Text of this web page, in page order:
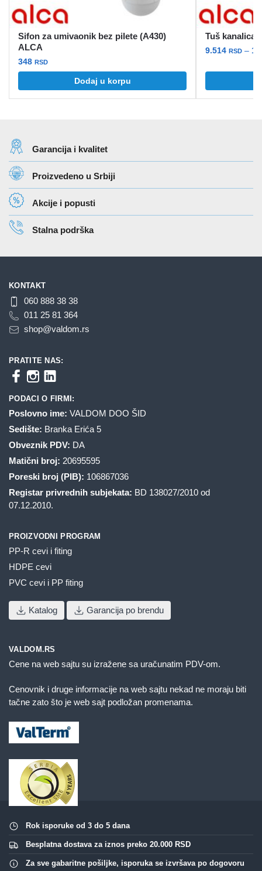
Sifon za umivaonik bez pilete (A430)
ALCA
348 RSD
Dodaj u korpu
Tuš kanalica
9.514 RSD –
Ovaj
ima
Garancija i kvalitet
Proizvedeno u Srbiji
Akcije i popusti
Stalna podrška
KONTAKT
060 888 38 38
011 25 81 364
shop@valdom.rs
PRATITE NAS:
PODACI O FIRMI:
Poslovno ime: VALDOM DOO ŠID
Sedište: Branka Erića 5
Obveznik PDV: DA
Matični broj: 20695595
Poreski broj (PIB): 106867036
Registar privrednih subjekata: BD 138027/2010 od
07.12.2010.
PROIZVODNI PROGRAM
PP-R cevi i fiting
HDPE cevi
PVC cevi i PP fiting
Katalog Garancija po brendu
VALDOM.RS
Cene na web sajtu su izražene sa uračunatim PDV-om.
Cenovnik i druge informacije na web sajtu nekad ne moraju biti
tačne zato što je web sajt podložan promenama.
Rok isporuke od 3 do 5 dana
Besplatna dostava za iznos preko 20.000 RSD
Za sve gabaritne pošiljke, isporuka se izvršava po dogovoru